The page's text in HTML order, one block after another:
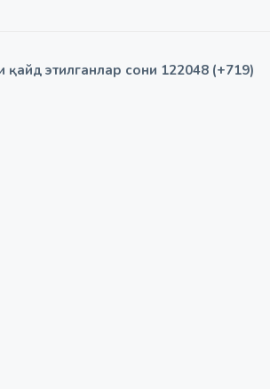
қайд этилганлар сони 122048 (+719)